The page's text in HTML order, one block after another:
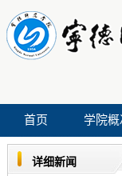
首页 学院概
详细新闻